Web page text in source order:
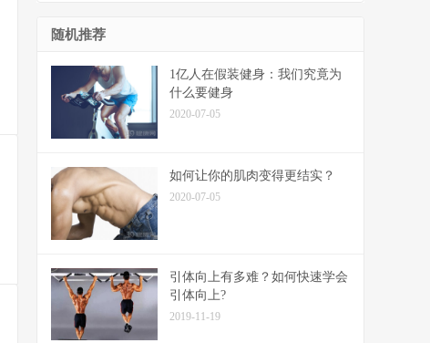
随机推荐
1亿人在假装健身：我们究竟为
什么要健身
2020-07-05
如何让你的肌肉变得更结实？
2020-07-05
引体向上有多难？如何快速学会
引体向上?
2019-11-19